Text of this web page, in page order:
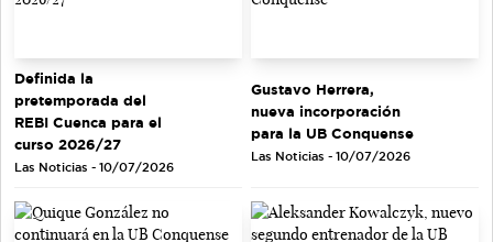
Definida la
pretemporada del
REBI Cuenca para el
curso 2026/27
Las Noticias - 10/07/2026
Gustavo Herrera,
nueva incorporación
para la UB Conquense
Las Noticias - 10/07/2026